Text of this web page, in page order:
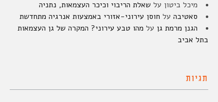
מיכל ביטון על שאלת הריבוי וכיכר העצמאות, נתניה
סאטיבה על חוסן עירוני-אזורי באמצעות אנרגיה מתחדשת
הגנן מרמת גן על מהו טבע עירוני? המקרה של גן העצמאות
בתל אביב
תגיות